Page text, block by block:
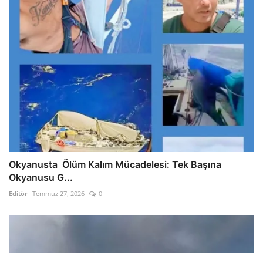
Okyanusta Ölüm Kalım Mücadelesi: Tek Başına
Okyanusu G...
Editör Temmuz 27, 2026 0